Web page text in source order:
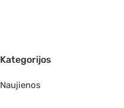
Kategorijos
Naujienos